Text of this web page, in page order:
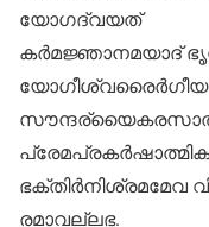
യോഗദ്വയത്‌
കർമജ്ഞാനമയാദ്‌
രമാവല്ലഭ.